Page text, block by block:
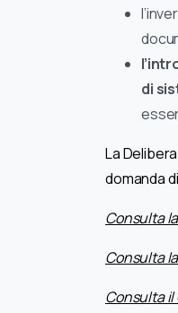
di
La
domanda
Consulta
Consulta
Consulta il